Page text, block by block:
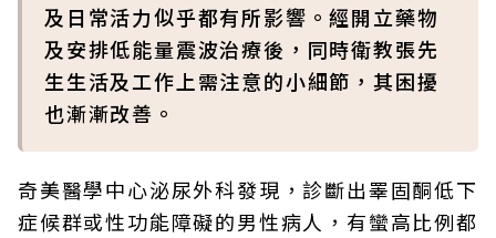
及日常活力似乎都有所影響。經開立藥物
及安排低能量震波治療後，同時衛教張先
生生活及工作上需注意的小細節，其困擾
也漸漸改善。
奇美醫學中心泌尿外科發現，診斷出睪固酮低下
症候群或性功能障礙的男性病人，有蠻高比例都